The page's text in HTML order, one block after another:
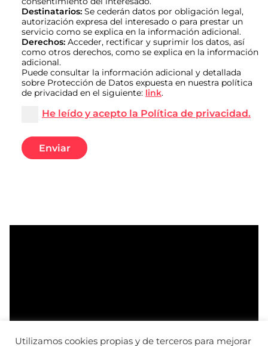
Destinatarios: Se cederán datos por obligación legal,
autorización expresa del interesado o para prestar un
servicio como se explica en la información adicional.
Derechos: Acceder, rectificar y suprimir los datos, así
como otros derechos, como se explica en la información
adicional.
Puede consultar la información adicional y detallada
sobre Protección de Datos expuesta en nuestra política
de privacidad en el siguiente: link.
He leído y acepto la Política de privacidad.
Utilizamos cookies propias y de terceros para mejorar